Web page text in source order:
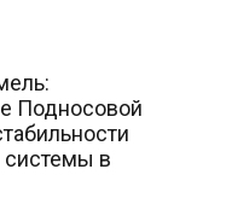
Подносовой
системы в